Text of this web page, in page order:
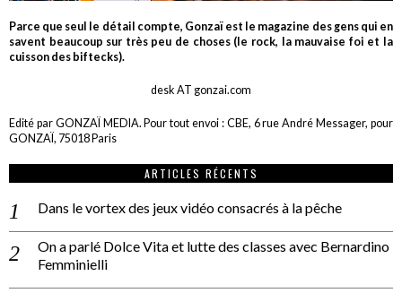
Parce que seul le détail compte, Gonzaï est le magazine des gens qui en
savent beaucoup sur très peu de choses (le rock, la mauvaise foi et la
cuisson des biftecks).
desk AT gonzai.com
Edité par GONZAÏ MEDIA. Pour tout envoi : CBE, 6 rue André Messager, pour
GONZAÏ, 75018 Paris
ARTICLES RÉCENTS
Dans le vortex des jeux vidéo consacrés à la pêche
On a parlé Dolce Vita et lutte des classes avec Bernardino
Femminielli